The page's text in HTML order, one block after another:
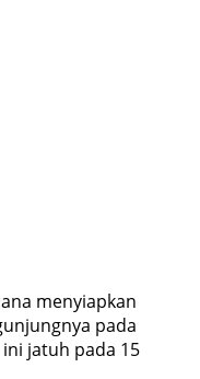
menyiapkan
pada
jatuh pada 15